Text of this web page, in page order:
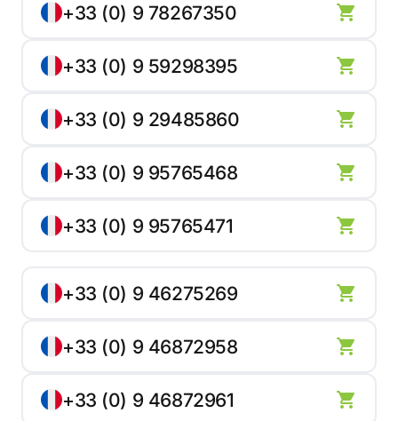
+33 (0) 9 78267350
+33 (0) 9 59298395
+33 (0) 9 29485860
+33 (0) 9 95765468
+33 (0) 9 95765471
+33 (0) 9 46275269
+33 (0) 9 46872958
+33 (0) 9 46872961